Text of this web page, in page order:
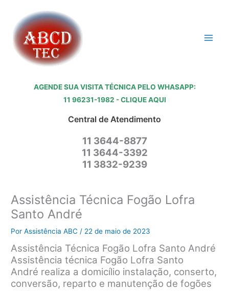
conteúdo
AGENDE SUA VISITA TÉCNICA PELO WHASAPP:
11 96231-1982 - CLIQUE AQUI
Central de Atendimento
11 3644-8877
11 3644-3392
11 3832-9239
Assistência Técnica Fogão Lofra
Santo André
PorAssistência ABC / 22 de maio de 2023
Assistência Técnica Fogão Lofra Santo André
Assistência técnica Fogão Lofra Santo
André realiza a domicílio instalação, conserto,
conversão, reparto e manutenção de fogões